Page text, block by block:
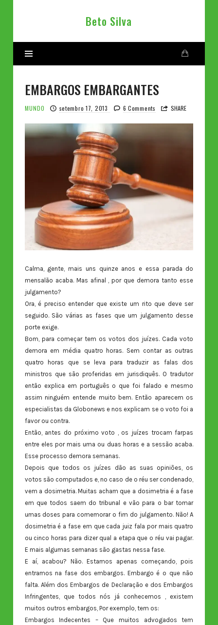
Beto
Beto Silva
EMBARGOS EMBARGANTES
MUNDO setembro 17, 2013 6 Comments SHARE
Calma, gente, mais uns quinze anos e essa parada do
mensalão acaba. Mas afinal , por que demora tanto esse
julgamento?
Ora, é preciso entender que existe um rito que deve ser
seguido. São várias as fases que um julgamento desse
porte exige.
Bom, para começar tem os votos dos juízes. Cada voto
demora em média quatro horas. Sem contar as outras
quatro horas que se leva para traduzir as falas dos
ministros que são proferidas em jurisdiquês. O tradutor
então explica em português o que foi falado e mesmo
assim ninguém entende muito bem. Então aparecem os
especialistas da Globonews e nos explicam se o voto foi a
favor ou contra.
Então, antes do próximo voto , os juízes trocam farpas
entre eles por mais uma ou duas horas e a sessão acaba.
Esse processo demora semanas.
Depois que todos os juízes dão as suas opiniões, os
votos são computados e, no caso de o réu ser condenado,
vem a dosimetria. Muitas acham que a dosimetria é a fase
em que todos saem do tribunal e vão para o bar tomar
umas doses para comemorar o fim do julgamento. Não! A
dosimetria é a fase em que cada juiz fala por mais quatro
ou cinco horas para dizer qual a etapa que o réu vai pagar.
E mais algumas semanas são gastas nessa fase.
E aí, acabou? Não. Estamos apenas começando, pois
entramos na fase dos embargos. Embargo é o que não
falta. Além dos Embargos de Declaração e dos Embargos
Infringentes, que todos nós já conhecemos , existem
muitos outros embargos, Por exemplo, tem os:
Embargos Indecentes – Que muitos advogados tem